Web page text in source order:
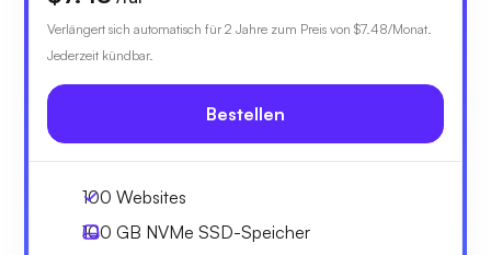
Verlängert sich automatisch für 2 Jahre zum Preis von $7.48/Monat.
Jederzeit kündbar.
Bestellen
100 Websites
100 GB NVMe SSD-Speicher